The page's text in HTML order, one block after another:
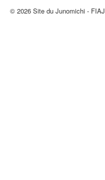
© 2026 Site du Junomichi - FIAJ